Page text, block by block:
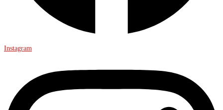
Instagram